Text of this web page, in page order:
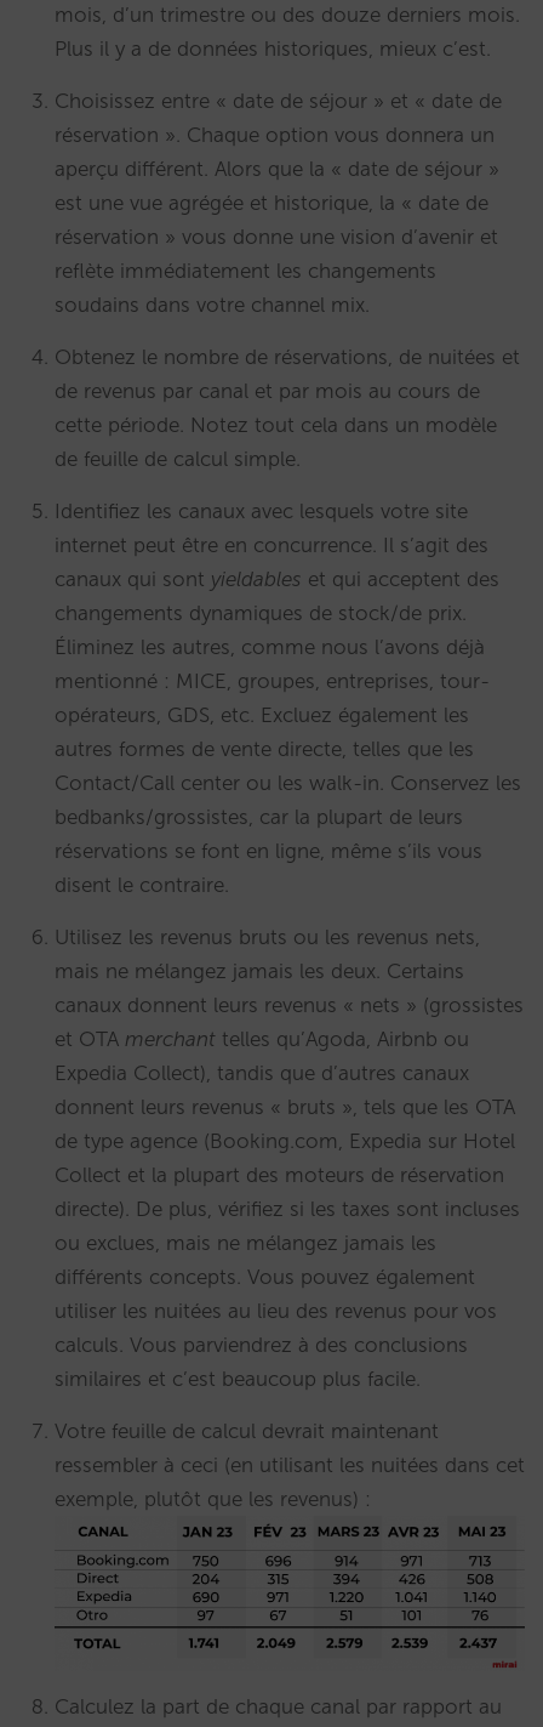
mois, d’un trimestre ou des douze derniers mois.
Plus il y a de données historiques, mieux c’est.
Choisissez entre « date de séjour » et « date de
réservation ». Chaque option vous donnera un
aperçu différent. Alors que la « date de séjour »
est une vue agrégée et historique, la « date de
réservation » vous donne une vision d’avenir et
reflète immédiatement les changements
soudains dans votre channel mix.
Obtenez le nombre de réservations, de nuitées et
de revenus par canal et par mois au cours de
cette période. Notez tout cela dans un modèle
de feuille de calcul simple.
Identifiez les canaux avec lesquels votre site
internet peut être en concurrence. Il s’agit des
canaux qui sont yieldables et qui acceptent des
changements dynamiques de stock/de prix.
Éliminez les autres, comme nous l’avons déjà
mentionné : MICE, groupes, entreprises, tour-
opérateurs, GDS, etc. Excluez également les
autres formes de vente directe, telles que les
Contact/Call center ou les walk-in. Conservez les
bedbanks/grossistes, car la plupart de leurs
réservations se font en ligne, même s’ils vous
disent le contraire.
Utilisez les revenus bruts ou les revenus nets,
mais ne mélangez jamais les deux. Certains
canaux donnent leurs revenus « nets » (grossistes
et OTA merchant telles qu’Agoda, Airbnb ou
Expedia Collect), tandis que d’autres canaux
donnent leurs revenus « bruts », tels que les OTA
de type agence (Booking.com, Expedia sur Hotel
Collect et la plupart des moteurs de réservation
directe). De plus, vérifiez si les taxes sont incluses
ou exclues, mais ne mélangez jamais les
différents concepts. Vous pouvez également
utiliser les nuitées au lieu des revenus pour vos
calculs. Vous parviendrez à des conclusions
similaires et c’est beaucoup plus facile.
Votre feuille de calcul devrait maintenant
ressembler à ceci (en utilisant les nuitées dans cet
exemple, plutôt que les revenus) :
Calculez la part de chaque canal par rapport au